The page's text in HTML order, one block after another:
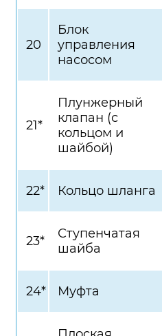
20
Блок
управления
насосом
21*
Плунжерный
клапан (с
кольцом и
шайбой)
22* Кольцо шланга
23*
Ступенчатая
шайба
24* Муфта